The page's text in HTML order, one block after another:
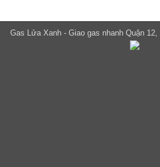
Gas Lửa Xanh - Giao gas nhanh Quận